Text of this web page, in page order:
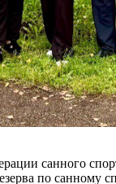
санного
по санному